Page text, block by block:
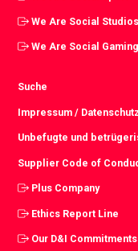
We Are Social Studios
We Are Social Gaming
Suche
Impressum / Datenschutz
Unbefugte und
Supplier Code of
Plus Company
Ethics Report Line
Our D&I Commitments